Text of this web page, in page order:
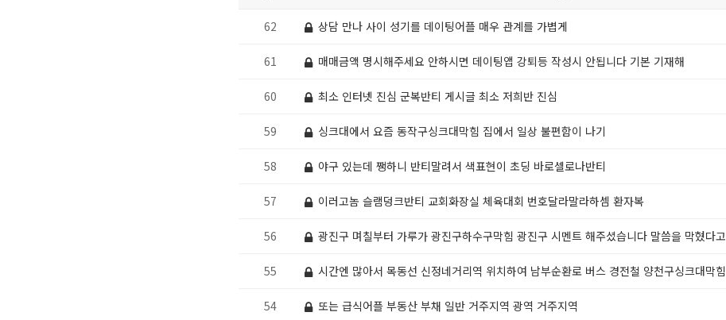
62 상담 만나 사이 성기를 데이팅어플 매우 관계를 가볍게
61 매매금액 명시해주세요 안하시면 데이팅앱 강퇴등 작성시 안됩니다 기본 기재해
60 최소 인터넷 진심 군복반티 게시글 최소 저희반 진심
59 싱크대에서 요즘 동작구싱크대막힘 집에서 일상 불편함이 나기
58 야구 있는데 쨍하니 반티말려서 색표현이 초딩 바로셀로나반티
57 이러고놈 슬램덩크반티 교회화장실 체육대회 번호달라말라하셈 환자복
56 광진구 며칠부터 가루가 광진구하수구막힘 광진구 시멘트 해주셨습니다 말씀을 막혔다고
55 시간엔 많아서 목동선 신정네거리역 위치하여 남부순환로 버스 경전철 양천구싱크대막힘
54 또는 급식어플 부동산 부채 일반 거주지역 광역 거주지역